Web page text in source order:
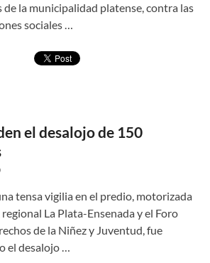
de la municipalidad platense, contra las
sociales …
el desalojo de 150
tensa vigilia en el predio, motorizada
La Plata-Ensenada y el Foro
de la Niñez y Juventud, fue
el desalojo …